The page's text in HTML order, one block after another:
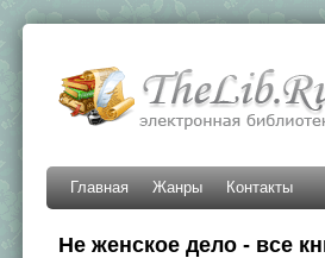
Главная Жанры Контакты
Не женское дело - все